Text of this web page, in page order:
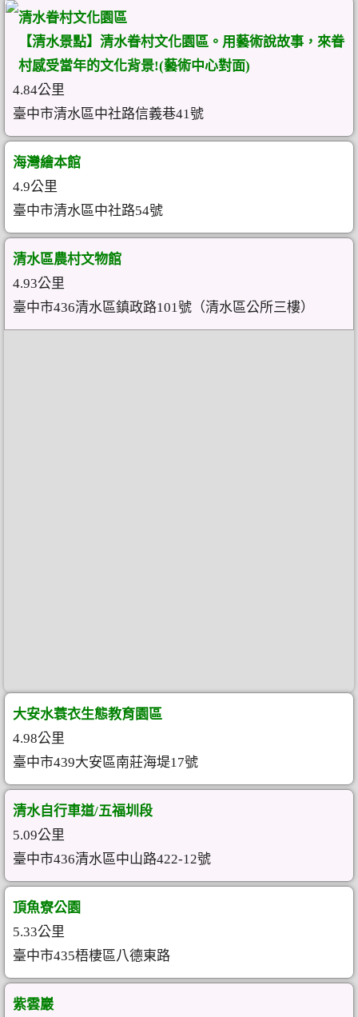
清水眷村文化園區
【清水景點】清水眷村文化園區。用藝術說故事，來眷
村感受當年的文化背景!(藝術中心對面)
4.84公里
臺中市清水區中社路信義巷41號
海灣繪本館
4.9公里
臺中市清水區中社路54號
清水區農村文物館
4.93公里
臺中市436清水區鎮政路101號（清水區公所三樓）
大安水蓑衣生態教育園區
4.98公里
臺中市439大安區南莊海堤17號
清水自行車道/五福圳段
5.09公里
臺中市436清水區中山路422-12號
頂魚寮公園
5.33公里
臺中市435梧棲區八德東路
紫雲巖